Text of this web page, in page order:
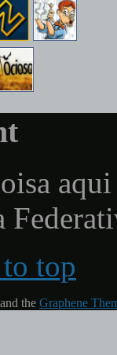
aqui
top
and the Graphene